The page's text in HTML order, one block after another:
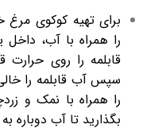
برای تهیه کوکوی مرغ
را همراه با آب،
قابلمه را روی
را همراه با نمک و
بگذارید تا آب دوباره